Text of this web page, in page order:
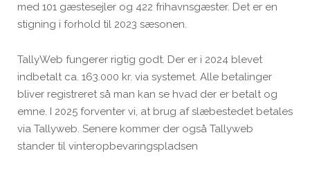
med 101 gæstesejler og 422 frihavnsgæster. Det er en
stigning i forhold til 2023 sæsonen.
TallyWeb fungerer rigtig godt. Der er i 2024 blevet
indbetalt ca. 163.000 kr. via systemet. Alle betalinger
bliver registreret så man kan se hvad der er betalt og
emne. I 2025 forventer vi, at brug af slæbestedet betales
via Tallyweb. Senere kommer der også Tallyweb
stander til vinteropbevaringspladsen